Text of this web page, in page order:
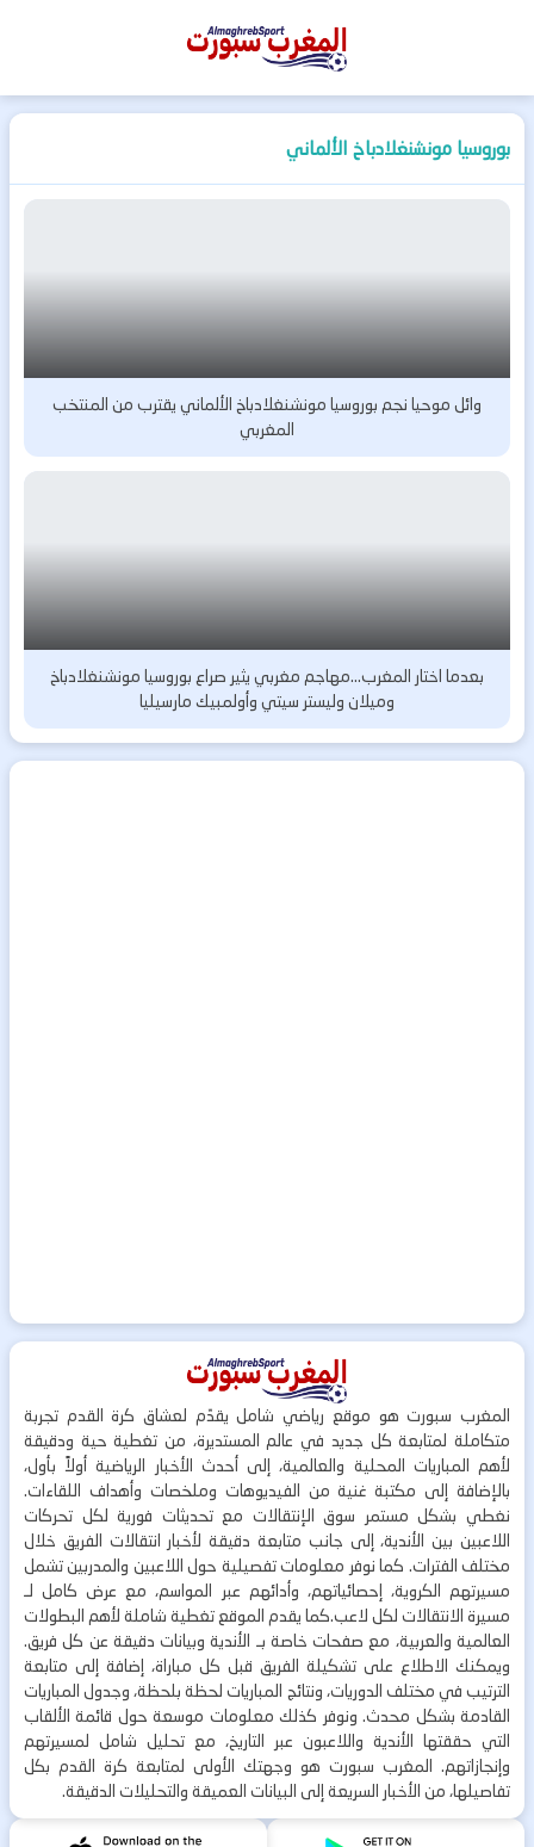
المغرب
بوروسيا مونشنغلادباخ الألماني
وائل موحيا نجم بوروسيا مونشنغلادباخ الألماني يقترب من المنتخب
المغربي
بعدما اختار المغرب…مهاجم مغربي يثير صراع بوروسيا مونشنغلادباخ
وميلان وليستر سيتي وأولمبيك مارسيليا
المغرب سبورت هو موقع رياضي شامل يقدّم لعشاق كرة القدم تجربة
متكاملة لمتابعة كل جديد في عالم المستديرة، من تغطية حية ودقيقة
لأهم المباريات المحلية والعالمية، إلى أحدث الأخبار الرياضية أولاً بأول،
بالإضافة إلى مكتبة غنية من الفيديوهات وملخصات وأهداف اللقاءات.
نغطي بشكل مستمر سوق الإنتقالات مع تحديثات فورية لكل تحركات
اللاعبين بين الأندية، إلى جانب متابعة دقيقة لأخبار انتقالات الفريق خلال
مختلف الفترات. كما نوفر معلومات تفصيلية حول اللاعبين والمدربين تشمل
مسيرتهم الكروية، إحصائياتهم، وأدائهم عبر المواسم، مع عرض كامل لـ
مسيرة الانتقالات لكل لاعب.كما يقدم الموقع تغطية شاملة لأهم البطولات
العالمية والعربية، مع صفحات خاصة بـ الأندية وبيانات دقيقة عن كل فريق.
ويمكنك الاطلاع على تشكيلة الفريق قبل كل مباراة، إضافة إلى متابعة
الترتيب في مختلف الدوريات، ونتائج المباريات لحظة بلحظة، وجدول المباريات
القادمة بشكل محدث. ونوفر كذلك معلومات موسعة حول قائمة الألقاب
التي حققتها الأندية واللاعبون عبر التاريخ، مع تحليل شامل لمسيرتهم
وإنجازاتهم. المغرب سبورت هو وجهتك الأولى لمتابعة كرة القدم بكل
تفاصيلها، من الأخبار السريعة إلى البيانات العميقة والتحليلات الدقيقة.